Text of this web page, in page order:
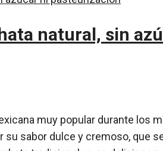
natural, sin
muy popular durante los
sabor dulce y cremoso, que